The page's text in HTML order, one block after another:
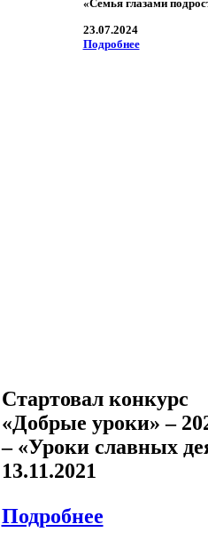
Стартовал конкурс
«Добрые уроки» –
– «Уроки славных
13.11.2021
Подробнее
«Семья глазами
23.07.2024
Подробнее